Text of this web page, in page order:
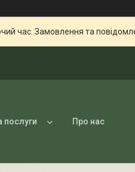
час. Замовлення та
послуги Про нас